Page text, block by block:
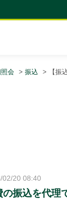
会 > 振込 > 【振
02/20 08:40
の振込を代理